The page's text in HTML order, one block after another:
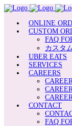
ONLINE
CUSTOM
FAQ
カスタ
UBER EATS
SERVICES
CAREERS
CONTACT
FAQ